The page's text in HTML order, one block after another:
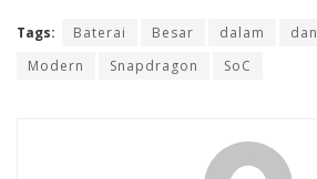
Tags: Baterai Besar dalam dan
Modern
Snapdragon SoC